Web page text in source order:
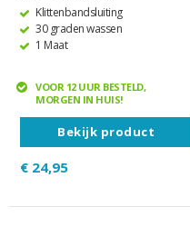
Klittenbandsluiting
30 graden wassen
1 Maat
VOOR 12 UUR BESTELD,
MORGEN IN HUIS!
Bekijk product
€ 24,95